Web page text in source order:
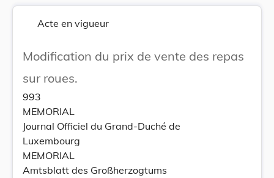
Acte en vigueur
Modification du prix de vente des repas
sur roues.
993
MEMORIAL
Journal Officiel du Grand-Duché de
Luxembourg
MEMORIAL
Amtsblatt des Großherzogtums